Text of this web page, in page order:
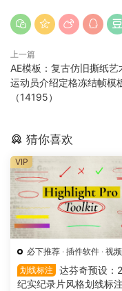
上一篇
AE模板：复古仿旧撕纸艺
运动员介绍定格冻结帧模
（14195）
猜你喜欢
必下推荐 · 插件软件 · 视
划线标注
达芬奇预设：
纪实纪录片风格划线标
VIP